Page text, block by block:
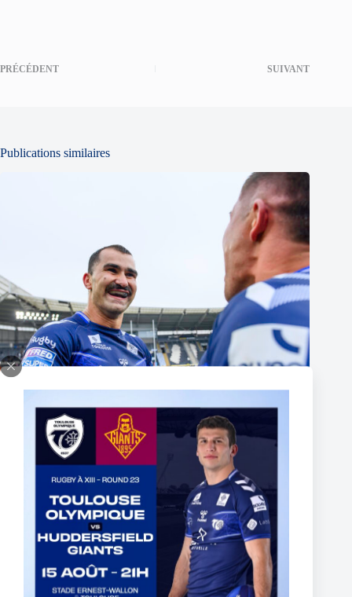
PRÉCÉDENT SUIVANT
Publications similaires
UK – MATHIEU JUSSAUME SIGNS A THREE-YEAR
CONTRACT EXTENSION
16 juin 2026